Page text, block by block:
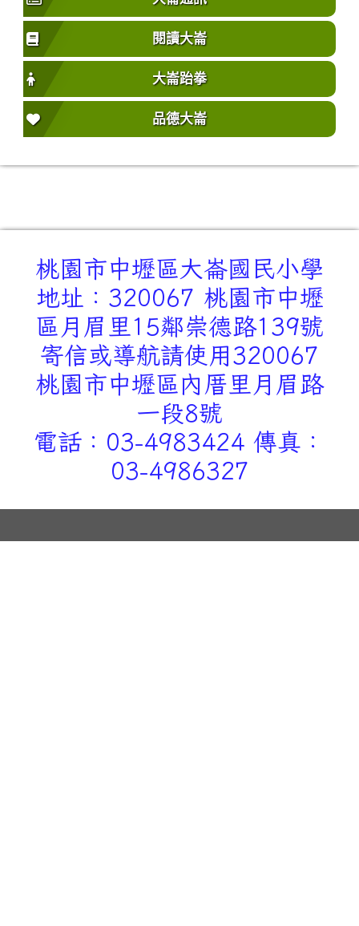
閱讀大崙
大崙跆拳
品德大崙
桃園市中壢區大崙國民小學
地址：320067 桃園市中壢
區月眉里15鄰崇德路139號
寄信或導航請使用320067
桃園市中壢區內厝里月眉路
一段8號
電話：03-4983424 傳真：
03-4986327